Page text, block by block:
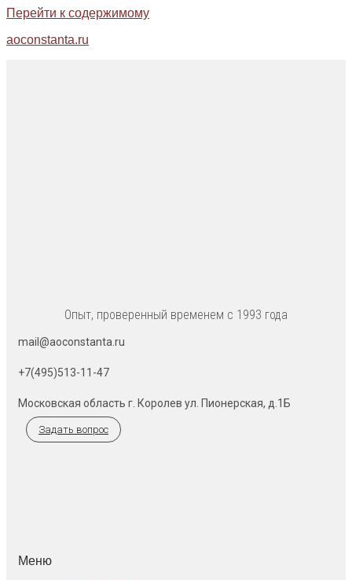
Перейти к содержимому
aoconstanta.ru
Опыт, проверенный временем с 1993 года
mail@aoconstanta.ru
+7(495)513-11-47
Московская область г. Королев ул. Пионерская, д.1Б
Задать вопрос
Меню